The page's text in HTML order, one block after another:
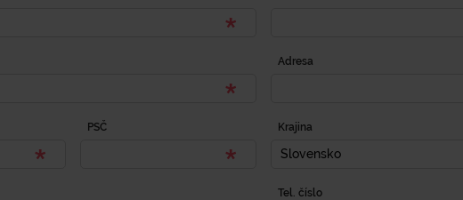
Adresa
PSČ Krajina
Slovensko
Tel. číslo